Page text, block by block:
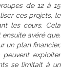
de 12 à 15
ces projets, le
les cours. Cela
avéré que,
un plan financier,
peuvent exploiter
se limitait à un